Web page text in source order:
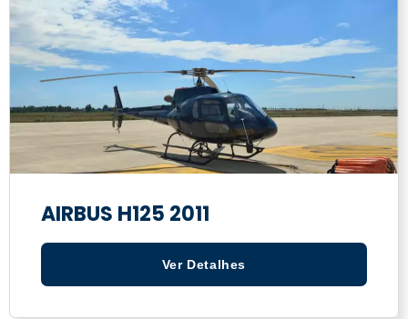
AIRBUS H125 2011
Ver Detalhes